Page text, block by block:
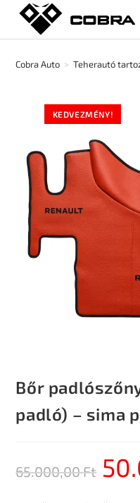
Cobra Auto > Teherautó
KEDVEZMÉNY!
Bőr
padló) – sima
65.000,00Ft